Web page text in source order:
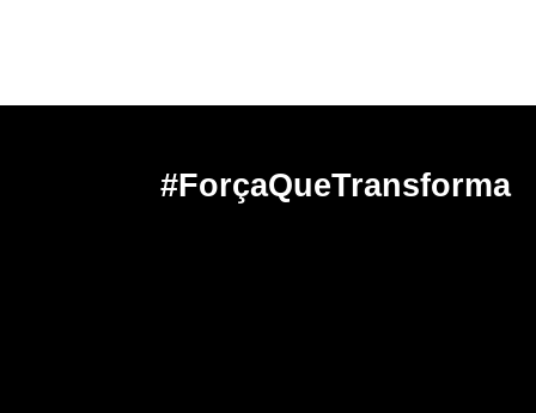
#ForçaQueTransforma